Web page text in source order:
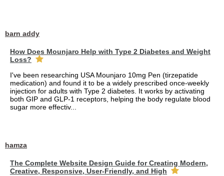
barn addy
How Does Mounjaro Help with Type 2 Diabetes and Weight
Loss?
I've been researching USA Mounjaro 10mg Pen (tirzepatide
medication) and found it to be a widely prescribed once-weekly
injection for adults with Type 2 diabetes. It works by activating
both GIP and GLP-1 receptors, helping the body regulate blood
sugar more effectiv...
hamza
The Complete Website Design Guide for Creating Modern,
Creative, Responsive, User-Friendly, and High